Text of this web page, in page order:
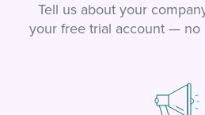
Tell us about your
your free trial account — no